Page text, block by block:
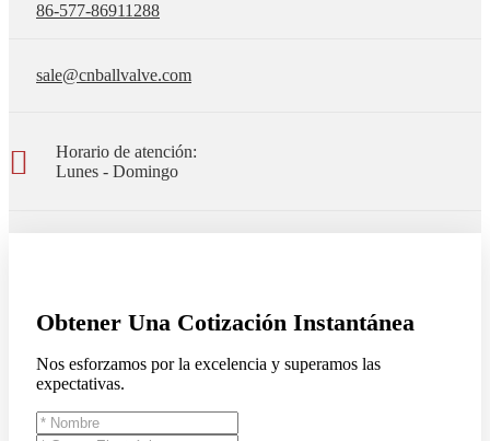
86-577-86911288
sale@cnballvalve.com
Horario de atención:
Lunes - Domingo
Obtener Una Cotización Instantánea
Nos esforzamos por la excelencia y superamos las
expectativas.